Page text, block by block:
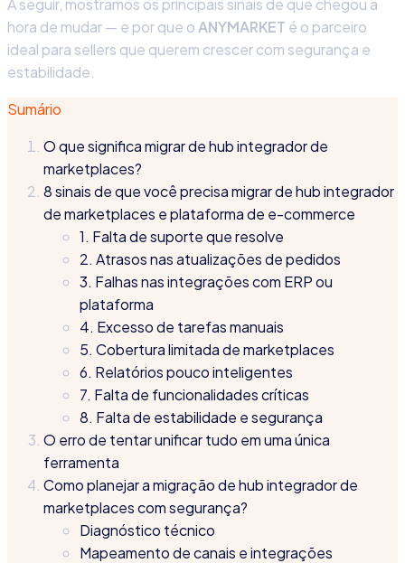
A seguir, mostramos os principais sinais de que chegou a
hora de mudar — e por que o ANYMARKET é o parceiro
ideal para sellers que querem crescer com segurança e
estabilidade.
Sumário
O que significa migrar de hub integrador de
marketplaces?
8 sinais de que você precisa migrar de hub integrador
de marketplaces e plataforma de e-commerce
1. Falta de suporte que resolve
2. Atrasos nas atualizações de pedidos
3. Falhas nas integrações com ERP ou
plataforma
4. Excesso de tarefas manuais
5. Cobertura limitada de marketplaces
6. Relatórios pouco inteligentes
7. Falta de funcionalidades críticas
8. Falta de estabilidade e segurança
O erro de tentar unificar tudo em uma única
ferramenta
Como planejar a migração de hub integrador de
marketplaces com segurança?
Diagnóstico técnico
Mapeamento de canais e integrações